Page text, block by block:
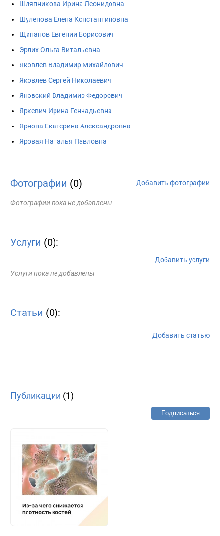
Шляпникова Ирина Леонидовна
Шулепова Елена Константиновна
Щипанов Евгений Борисович
Эрлих Ольга Витальевна
Яковлев Владимир Михайлович
Яковлев Сергей Николаевич
Яновский Владимир Федорович
Яркевич Ирина Геннадьевна
Ярнова Екатерина Александровна
Яровая Наталья Павловна
Фотографии (0) Добавить фотографии
Фотографии пока не добавлены
Услуги (0):
Добавить услуги
Услуги пока не добавлены
Статьи (0):
Добавить статью
Публикации (1)
Подписаться